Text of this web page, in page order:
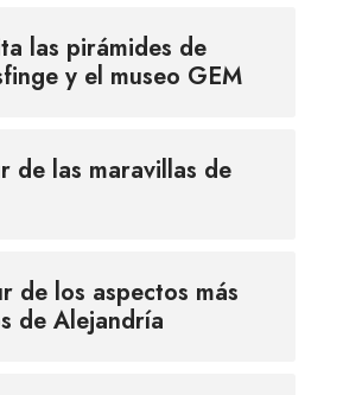
las pirámides de
y el museo GEM
de las maravillas de
de los aspectos más
de Alejandría